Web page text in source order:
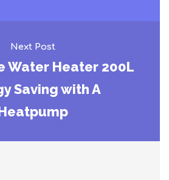
Next Post
Water Heater 200L
Saving with A